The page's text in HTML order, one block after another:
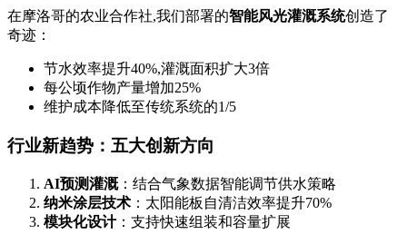
在摩洛哥的农业合作社,我们部署的智能风光灌溉系统创造了
奇迹：
节水效率提升40%,灌溉面积扩大3倍
每公顷作物产量增加25%
维护成本降低至传统系统的1/5
行业新趋势：五大创新方向
AI预测灌溉：结合气象数据智能调节供水策略
纳米涂层技术 ：太阳能板自清洁效率提升70%
模块化设计：支持快速组装和容量扩展